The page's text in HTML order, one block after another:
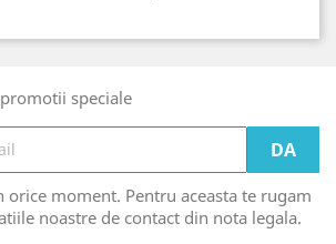
speciale
orice moment. Pentru aceasta te rugam
noastre de contact din nota legala.